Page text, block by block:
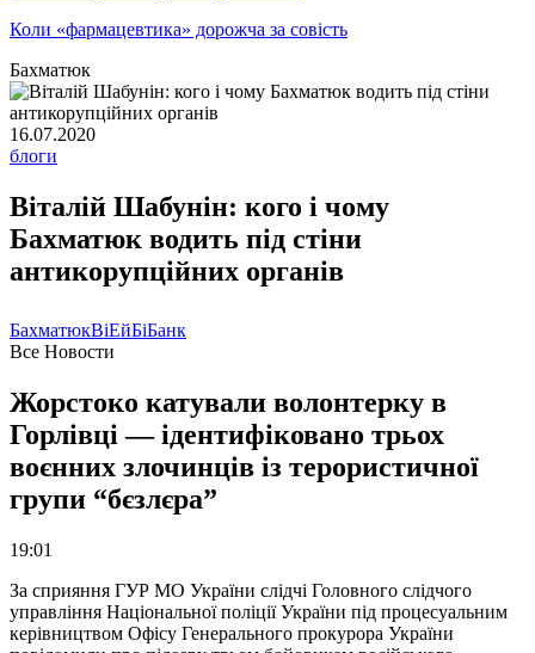
Коли «фармацевтика» дорожча за совість
Бахматюк
16.07.2020
блоги
Віталій Шабунін: кого і чому
Бахматюк водить під стіни
антикорупційних органів
БахматюкВіЕйБіБанк
Все Новости
Жорстоко катували волонтерку в
Горлівці — ідентифіковано трьох
воєнних злочинців із терористичної
групи “бєзлєра”
19:01
За сприяння ГУР МО України слідчі Головного слідчого
управління Національної поліції України під процесуальним
керівництвом Офісу Генерального прокурора України